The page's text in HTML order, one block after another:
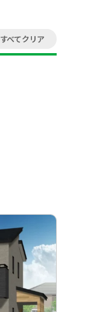
すべてクリア